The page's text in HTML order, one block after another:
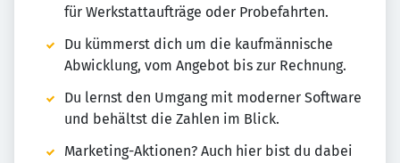
für Werkstattaufträge oder Probefahrten.
Du kümmerst dich um die kaufmännische
Abwicklung, vom Angebot bis zur Rechnung.
Du lernst den Umgang mit moderner Software
und behältst die Zahlen im Blick.
Marketing-Aktionen? Auch hier bist du dabei